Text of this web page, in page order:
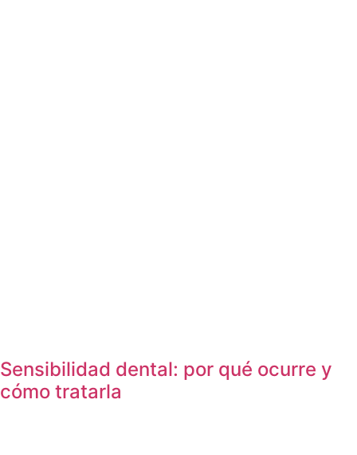
Sensibilidad dental: por qué ocurre y
cómo tratarla